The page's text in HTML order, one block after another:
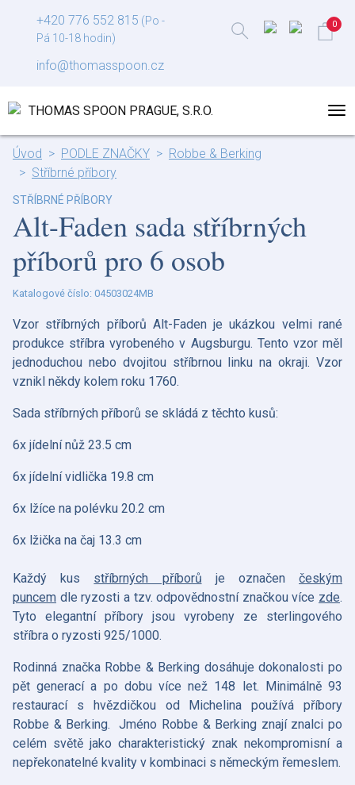
+420 776 552 815 (Po -
Pá 10-18 hodin)
info@thomasspoon.cz
Úvod PODLE ZNAČKY
Robbe & Berking
Stříbrné příbory
STŘÍBRNÉ PŘÍBORY
Alt-Faden sada stříbrných
příborů pro 6 osob
Katalogové číslo: 04503024MB
Vzor stříbrných příborů Alt-Faden je ukázkou velmi rané
produkce stříbra vyrobeného v Augsburgu. Tento vzor měl
jednoduchou nebo dvojitou stříbrnou linku na okraji. Vzor
vznikl někdy kolem roku 1760.
Sada stříbrných příborů se skládá z těchto kusů:
6x jídelní nůž 23.5 cm
6x jídelní vidlička 19.8 cm
6x lžíce na polévku 20.2 cm
6x lžička na čaj 13.3 cm
Každý kus stříbrných příborů je označenčeským
puncem dle ryzosti a tzv. odpovědnostní značkou více zde.
Tyto elegantní příbory jsou vyrobeny ze sterlingového
stříbra o ryzosti 925/1000.
Rodinná značka Robbe & Berking dosáhuje dokonalosti po
pět generací a po dobu více než 148 let. Minimálně 93
restaurací s hvězdičkou od Michelina používá příbory
Robbe & Berking. Jméno Robbe & Berking znají znalci po
celém světě jako charakteristický znak nekompromisní a
nepřekonatelné kvality v kombinaci s německým řemeslem.